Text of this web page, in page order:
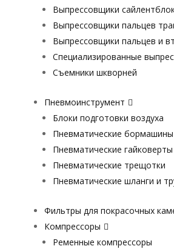
Выпрессовщики
Выпрессовщики пальцев
Выпрессовщики пальцев и
Специализированные
Cъемники шкворней
Пневмоинструмент
Блоки подготовки воздуха
Пневматические бормашины
Пневматические гайковерты
Пневматические трещотки
Пневматические шланги и
Фильтры для покрасочных
Компрессоры
Ременные компрессоры